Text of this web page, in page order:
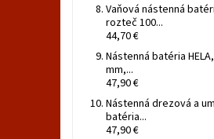
Vaňová nástenná
rozteč 100...
44,70 €
Nástenná batéria
mm,...
47,90 €
Nástenná drezová a
batéria...
47,90 €